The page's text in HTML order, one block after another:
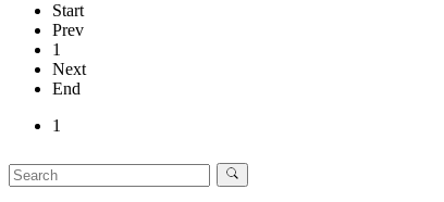
Start
Prev
1
Next
End
1